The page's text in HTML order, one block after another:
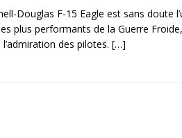
Douglas F-15 Eagle est sans doute
plus performants de la Guerre
des pilotes. […]